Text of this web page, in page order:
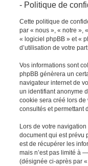
- Politique de
Cette politique de
par « nous », « notre »,
« logiciel phpBB » et «
d’utilisation de votre
Vos informations sont
phpBB génèrera un
navigateur internet de
un identifiant anonyme
cookie sera créé lors
consultés et permettant
Lors de votre
document qui est prévu
est de récupérer les
mais n’est pas limité à
(désignée ci-après par